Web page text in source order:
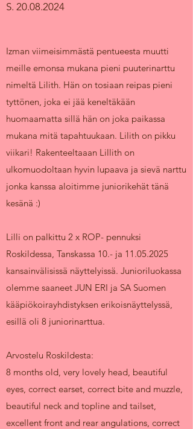
S. 20.08.2024
Izman viimeisimmästä pentueesta muutti
meille emonsa mukana pieni puuterinarttu
nimeltä Lilith. Hän on tosiaan reipas pieni
tyttönen, joka ei jää keneltäkään
huomaamatta sillä hän on joka paikassa
mukana mitä tapahtuukaan. Lilith on pikku
viikari! Rakenteeltaaan Lillith on
ulkomuodoltaan hyvin lupaava ja sievä narttu
jonka kanssa aloitimme juniorikehät tänä
kesänä :)
Lilli on palkittu 2 x ROP- pennuksi
Roskildessa, Tanskassa 10.- ja 11.05.2025
kansainvälisissä näyttelyissä. Junioriluokassa
olemme saaneet JUN ERI ja SA Suomen
kääpiökoirayhdistyksen erikoisnäyttelyssä,
esillä oli 8 juniorinarttua.
Arvostelu Roskildesta:
8 months old, very lovely head, beautiful
eyes, correct earset, correct bite and muzzle,
beautiful neck and topline and tailset,
excellent front and rear angulations, correct